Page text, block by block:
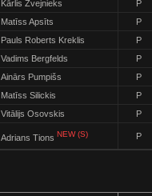
Kārlis Zvejnieks P
Matīss Apsīts P
Pauls Roberts Kreklis P
Vadims Bergfelds P
Ainārs Pumpišs P
Matīss Silickis P
Vitālijs Osovskis P
Adrians Tions NEW (S) P